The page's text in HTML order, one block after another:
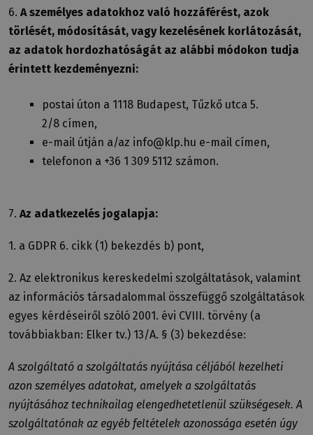
6.A személyes adatokhoz való hozzáférést, azok
törlését, módosítását, vagy kezelésének korlátozását,
az adatok hordozhatóságát az alábbi módokon tudja
érintett kezdeményezni:
postai úton a 1118 Budapest, Tűzkő utca 5.
2/8 címen,
e-mail útján a/az info@klp.hu e-mail címen,
telefonon a +36 1 309 5112 számon.
7.Az adatkezelés jogalapja:
1. a GDPR 6. cikk (1) bekezdés b) pont,
2. Az elektronikus kereskedelmi szolgáltatások, valamint
az információs társadalommal összefüggő szolgáltatások
egyes kérdéseiről szóló 2001. évi CVIII. törvény (a
továbbiakban: Elker tv.) 13/A. § (3) bekezdése:
A szolgáltató a szolgáltatás nyújtása céljából kezelheti
azon személyes adatokat, amelyek a szolgáltatás
nyújtásához technikailag elengedhetetlenül szükségesek. A
szolgáltatónak az egyéb feltételek azonossága esetén úgy